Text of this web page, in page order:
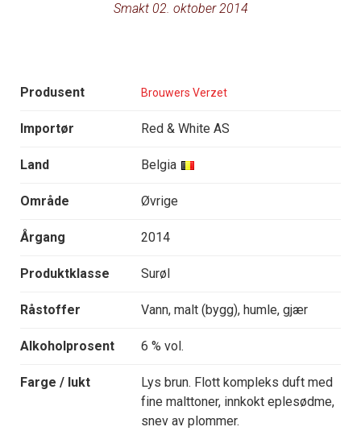
Smakt 02. oktober 2014
Produsent Brouwers Verzet
Importør Red & White AS
Land Belgia
Område Øvrige
Årgang 2014
Produktklasse Surøl
Råstoffer Vann, malt (bygg), humle, gjær
Alkoholprosent 6 % vol.
Farge / lukt
Lys brun. Flott kompleks duft med
fine malttoner, innkokt eplesødme,
snev av plommer.